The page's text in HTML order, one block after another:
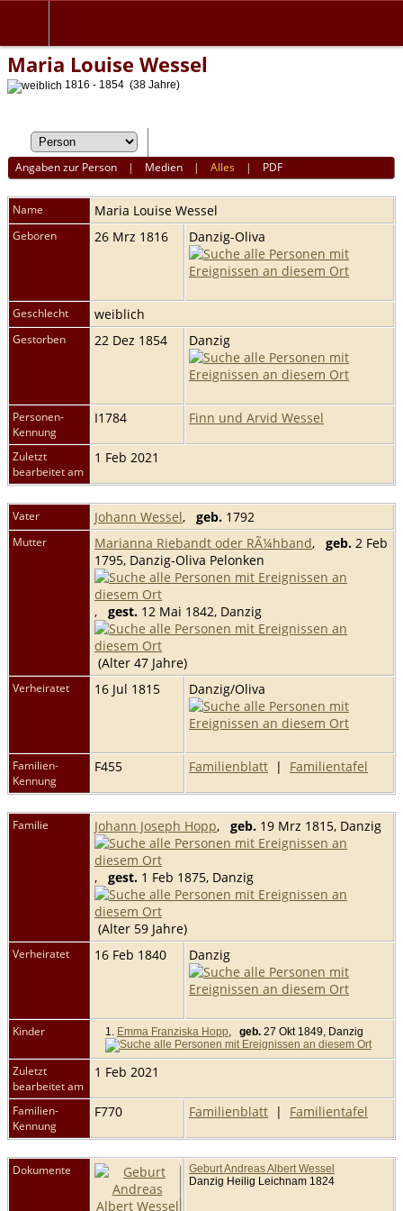
Maria Louise Wessel
1816 - 1854 (38 Jahre)
Angaben zur Person | Medien |Alles | PDF
Name Maria Louise Wessel
Geboren 26 Mrz 1816 Danzig-Oliva
Geschlecht weiblich
Gestorben 22 Dez 1854 Danzig
Personen-
Kennung
I1784 Finn und Arvid Wessel
Zuletzt
bearbeitet am
1 Feb 2021
Vater Johann Wessel, geb. 1792
Mutter Marianna Riebandt oder RÃ¼hband, geb. 2 Feb
1795, Danzig-Oliva Pelonken
, gest. 12 Mai 1842, Danzig
(Alter 47 Jahre)
Verheiratet 16 Jul 1815 Danzig/Oliva
Familien-
Kennung
F455 Familienblatt | Familientafel
Familie Johann Joseph Hopp, geb. 19 Mrz 1815, Danzig
, gest. 1 Feb 1875, Danzig
(Alter 59 Jahre)
Verheiratet 16 Feb 1840 Danzig
Kinder 1. Emma Franziska Hopp, geb. 27 Okt 1849, Danzig
Zuletzt
bearbeitet am
1 Feb 2021
Familien-
Kennung
F770 Familienblatt | Familientafel
Dokumente
Geburt Andreas Albert Wessel
Danzig Heilig Leichnam 1824